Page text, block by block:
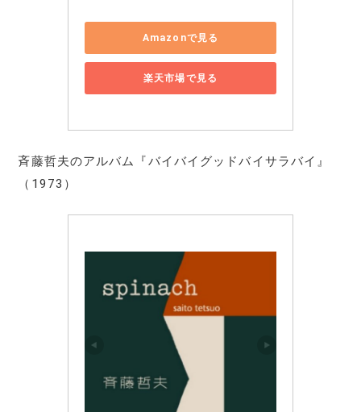
Amazonで見る
楽天市場で見る
斉藤哲夫のアルバム『バイバイグッドバイサラバイ』
（1973）